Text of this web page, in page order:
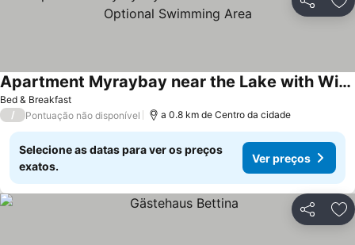
Partilhar
Bed & Breakfast
Apartment Myraybay near the Lake with Wi-Fi and Optional Swimming Area
Ver preços
/ Pontuação não disponível a 0.8 km de Centro da cidade
Selecione as datas para ver os preços
exatos.
Ver preços
Partilhar